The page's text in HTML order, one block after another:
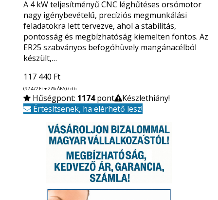
A 4 kW teljesítményű CNC léghűtéses orsómotor
nagy igénybevételű, precíziós megmunkálási
feladatokra lett tervezve, ahol a stabilitás,
pontosság és megbízhatóság kiemelten fontos. Az
ER25 szabványos befogóhüvely mangánacélból
készült,…
117 440 Ft
(92 472Ft+ 27% ÁFA) / db
Hűségpont: 1174pont
Készlethiány!
Értesítsenek, ha elérhető lesz!